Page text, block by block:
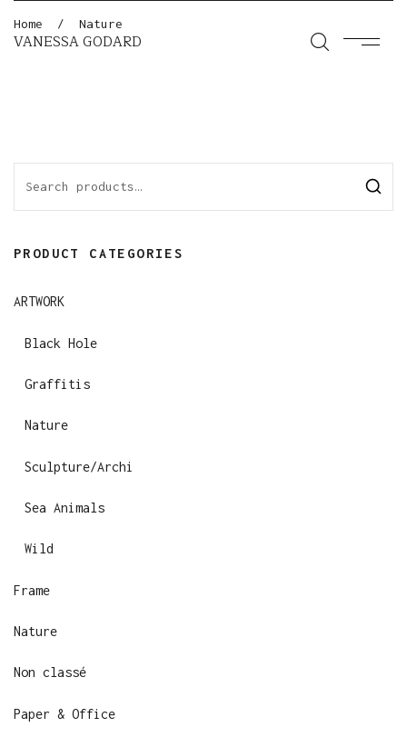
VANESSA GODARD
Home / Nature
r
h
PRODUCT CATEGORIES
ARTWORK
Black Hole
Graffitis
Nature
Sculpture/Archi
Sea Animals
Wild
Frame
Nature
Non classé
Paper & Office